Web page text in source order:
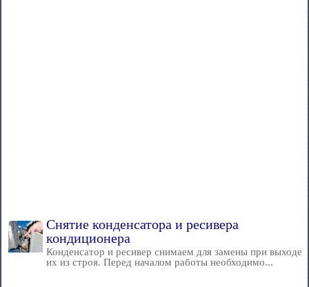
Снятие конденсатора и ресивера
кондиционера
Конденсатор и ресивер снимаем для замены при выходе
их из строя. Перед началом работы необходимо...